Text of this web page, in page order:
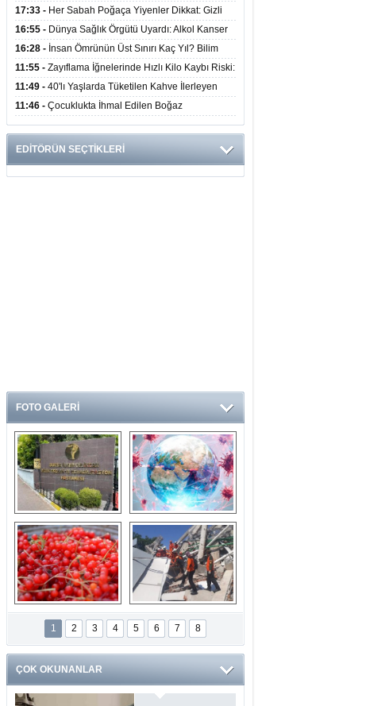
Yalnızca Göğüs Ağrısıyla Gelmiyor
17:33 - Her Sabah Poğaça Yiyenler Dikkat: Gizli
Şeker ve Yağ Yükü Kalbi ve Bağırsakları Tehdit
Ediyor
16:55 - Dünya Sağlık Örgütü Uyardı: Alkol Kanser
Riskini Doğrudan Artırıyor
16:28 - İnsan Ömrünün Üst Sınırı Kaç Yıl? Bilim
İnsanlarından Yeni Yaşam Süresi Modeli
11:55 - Zayıflama İğnelerinde Hızlı Kilo Kaybı Riski:
Uzmanlar Hekim Kontrolü Şart Diyor
11:49 - 40'lı Yaşlarda Tüketilen Kahve İlerleyen
Yıllarda Zihinsel ve Fiziksel Sağlığı Koruyor
11:46 - Çocuklukta İhmal Edilen Boğaz
Enfeksiyonu İleride Kalp Kapağını Bozabiliyor
EDİTÖRÜN SEÇTİKLERİ
FOTO GALERİ
Ve burası da bir
devlet hastanesi
14 soruda
Koronavirüs
hakkında kendinizi
test edin...
Gilaburu meyvesi
kanserden koruyor
Endonezya’daki
deprem: Ölü sayısı
bin 203'e yükseldi
1 2 3 4 5 6 7 8
ÇOK OKUNANLAR